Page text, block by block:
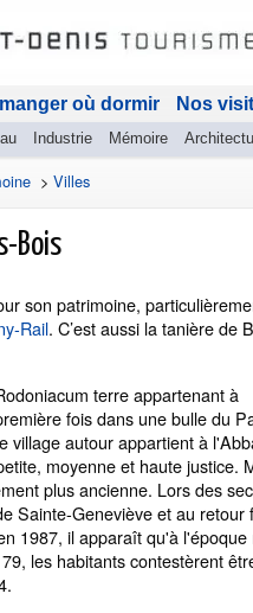
où dormir Nos
Industrie Mémoire
> Villes
Bois
son patrimoine,
Rail. C’est aussi la tanière de
terre appartenant à
fois dans une bulle du
village autour appartient à
moyenne et haute justice.
plus ancienne. Lors des
Sainte-Geneviève et au
1987, il apparaît qu'à
les habitants contestèrent